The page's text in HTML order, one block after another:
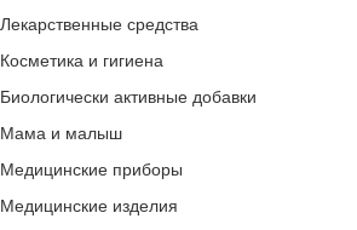
Лекарственные средства
Косметика и гигиена
Биологически активные добавки
Мама и малыш
Медицинские приборы
Медицинские изделия